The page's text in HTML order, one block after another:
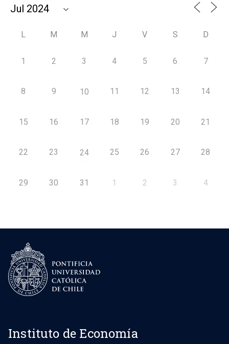
L M M J V S D
1 2 3 4 5 6 7
8 9 10 11 12 13 14
15 16 17 18 19 20 21
22 23 24 25 26 27 28
29 30 31 1 2 3 4
Instituto de Economía